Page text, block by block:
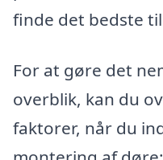
finde det bedste
For at gøre det
overblik, kan du
faktorer, når du